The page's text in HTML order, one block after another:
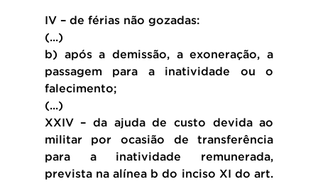
IV – de férias não gozadas:
(...)
b) após a demissão, a exoneração, a
passagem para a inatividade ou o
falecimento;
(...)
XXIV – da ajuda de custo devida ao
militar por ocasião de transferência
para a inatividade remunerada,
prevista na alínea b do inciso XI do art.